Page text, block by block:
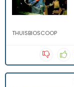
THUISBIOSCOOP